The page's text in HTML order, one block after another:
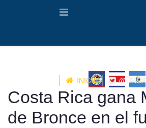
INICIO
Costa Rica gana
de Bronce en el